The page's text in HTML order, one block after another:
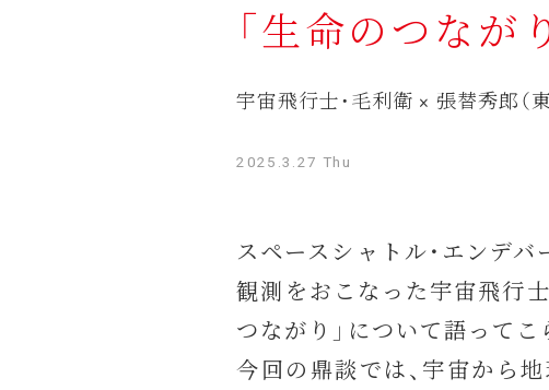
「生命のつなが
宇宙飛行士・毛利衛 × 張替秀郎（
2025.3.27 Thu
スペースシャトル・エンデ
観測をおこなった宇宙飛行
つながり」について語ってこ
今回の鼎談では、宇宙から